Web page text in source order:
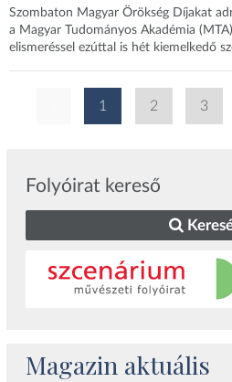
Szombaton Magyar Örökség Díjakat
a Magyar Tudományos Akadémia
elismeréssel ezúttal is hét kiemelkedő
1 2 3
Folyóirat kereső
Magazin aktuális